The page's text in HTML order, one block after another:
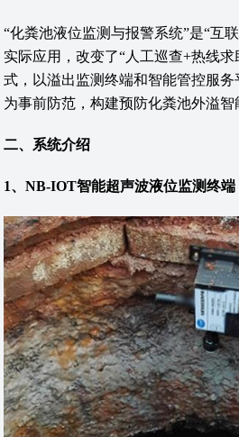
“化粪池液位监测与报警系统”是“互
实际应用，改变了“人工巡查+热线
式，以溢出监测终端和智能管控服
为事前防范，构建预防化粪池外溢智
二、系统介绍
1、NB-IOT智能超声波液位监测终端